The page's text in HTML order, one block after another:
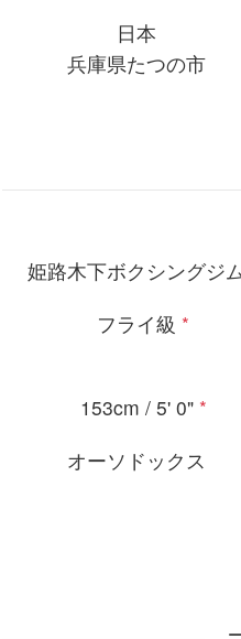
日本
兵庫県たつの市
姫路木下ボクシングジ
フライ級 *
153cm / 5' 0" *
オーソドックス